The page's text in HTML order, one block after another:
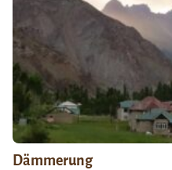
Dämmerung